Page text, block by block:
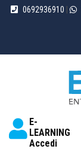
0692936910
E-
LEARNING
Accedi